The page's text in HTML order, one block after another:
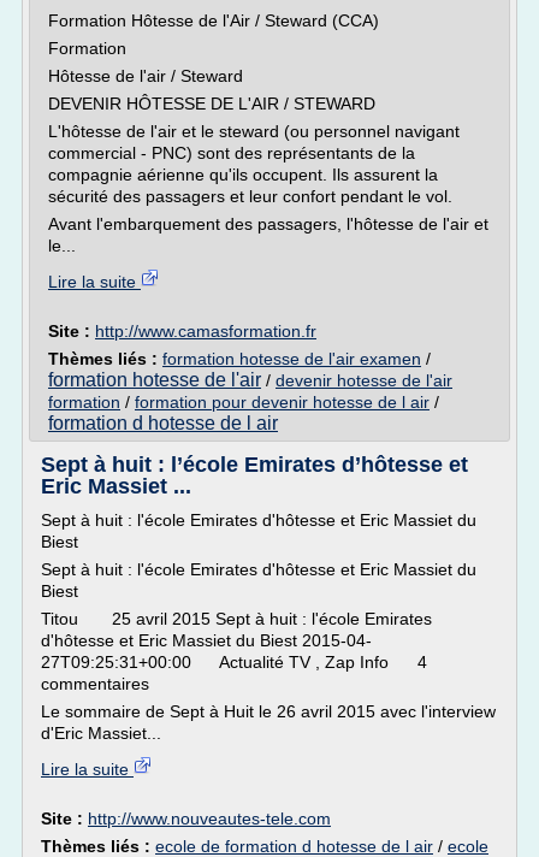
Formation Hôtesse de l'Air / Steward (CCA)
Formation
Hôtesse de l'air / Steward
DEVENIR HÔTESSE DE L'AIR / STEWARD
L'hôtesse de l'air et le steward (ou personnel navigant
commercial - PNC) sont des représentants de la
compagnie aérienne qu'ils occupent. Ils assurent la
sécurité des passagers et leur confort pendant le vol.
Avant l'embarquement des passagers, l'hôtesse de l'air et
le...
Lire la suite
Site : http://www.camasformation.fr
Thèmes liés : formation hotesse de l'air examen /
formation hotesse de l'air / devenir hotesse de l'air
formation / formation pour devenir hotesse de l air /
formation d hotesse de l air
Sept à huit : l’école Emirates d’hôtesse et
Eric Massiet ...
Sept à huit : l'école Emirates d'hôtesse et Eric Massiet du
Biest
Sept à huit : l'école Emirates d'hôtesse et Eric Massiet du
Biest
Titou 25 avril 2015 Sept à huit : l'école Emirates
d'hôtesse et Eric Massiet du Biest 2015-04-
27T09:25:31+00:00 Actualité TV , Zap Info 4
commentaires
Le sommaire de Sept à Huit le 26 avril 2015 avec l'interview
d'Eric Massiet...
Lire la suite
Site : http://www.nouveautes-tele.com
Thèmes liés : ecole de formation d hotesse de l air / ecole